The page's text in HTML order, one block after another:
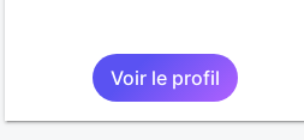
Voir le profil